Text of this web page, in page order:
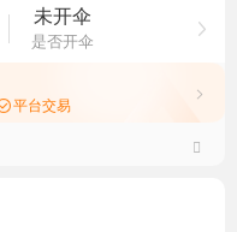
未开伞
是否开伞
平台交易